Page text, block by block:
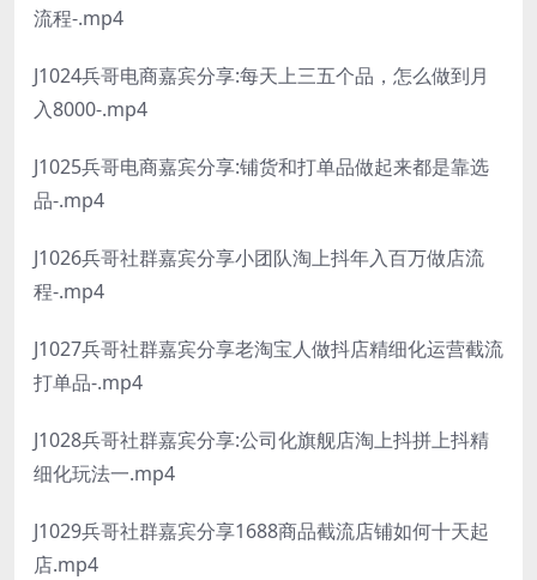
流程-.mp4
J1024兵哥电商嘉宾分享:每天上三五个品，怎么做到月
入8000-.mp4
J1025兵哥电商嘉宾分享:铺货和打单品做起来都是靠选
品-.mp4
J1026兵哥社群嘉宾分享小团队淘上抖年入百万做店流
程-.mp4
J1027兵哥社群嘉宾分享老淘宝人做抖店精细化运营截流
打单品-.mp4
J1028兵哥社群嘉宾分享:公司化旗舰店淘上抖拼上抖精
细化玩法一.mp4
J1029兵哥社群嘉宾分享1688商品截流店铺如何十天起
店.mp4